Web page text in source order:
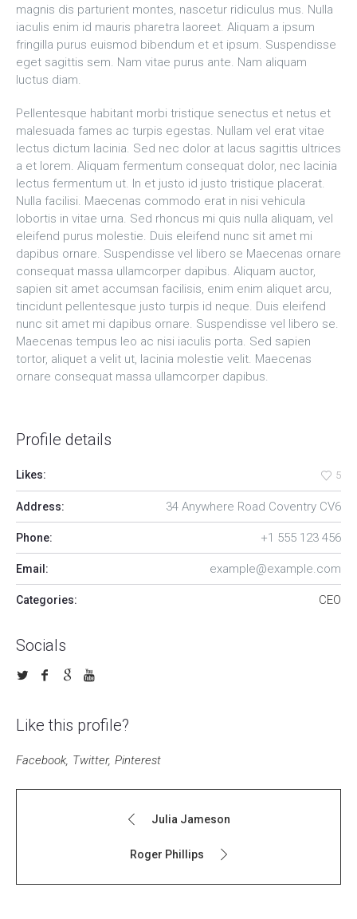
magnis dis parturient montes, nascetur ridiculus mus. Nulla
iaculis enim id mauris pharetra laoreet. Aliquam a ipsum
fringilla purus euismod bibendum et et ipsum. Suspendisse
eget sagittis sem. Nam vitae purus ante. Nam aliquam
luctus diam.
Pellentesque habitant morbi tristique senectus et netus et
malesuada fames ac turpis egestas. Nullam vel erat vitae
lectus dictum lacinia. Sed nec dolor at lacus sagittis ultrices
a et lorem. Aliquam fermentum consequat dolor, nec lacinia
lectus fermentum ut. In et justo id justo tristique placerat.
Nulla facilisi. Maecenas commodo erat in nisi vehicula
lobortis in vitae urna. Sed rhoncus mi quis nulla aliquam, vel
eleifend purus molestie. Duis eleifend nunc sit amet mi
dapibus ornare. Suspendisse vel libero se Maecenas ornare
consequat massa ullamcorper dapibus. Aliquam auctor,
sapien sit amet accumsan facilisis, enim enim aliquet arcu,
tincidunt pellentesque justo turpis id neque. Duis eleifend
nunc sit amet mi dapibus ornare. Suspendisse vel libero se.
Maecenas tempus leo ac nisi iaculis porta. Sed sapien
tortor, aliquet a velit ut, lacinia molestie velit. Maecenas
ornare consequat massa ullamcorper dapibus.
Profile details
Likes: 5
Address: 34 Anywhere Road Coventry CV6
Phone: +1 555 123 456
Email: example@example.com
Categories: CEO
Socials
Like this profile?
Facebook Twitter Pinterest
Julia Jameson
Roger Phillips